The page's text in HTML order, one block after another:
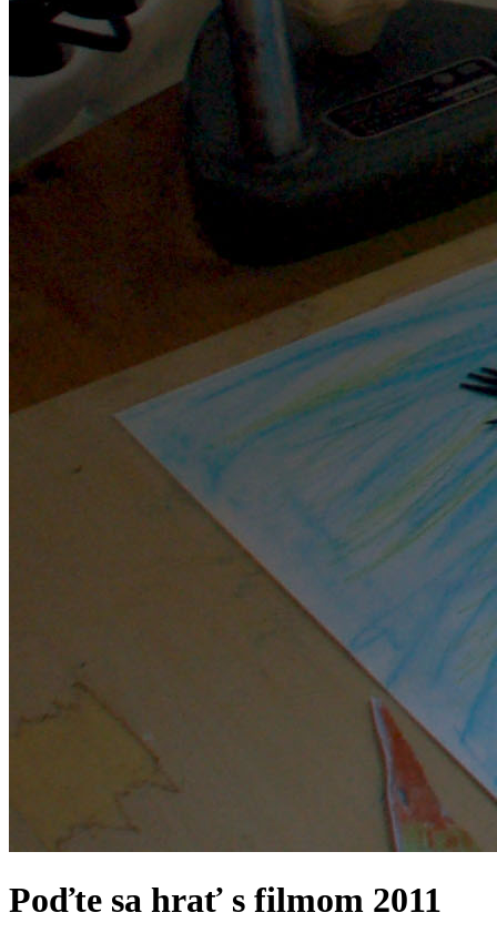
Poďte sa hrať s filmom 2011